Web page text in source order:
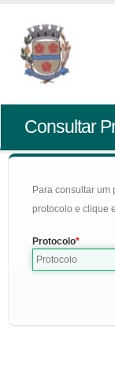
Consultar
Para consultar um
protocolo e clique
Protocolo